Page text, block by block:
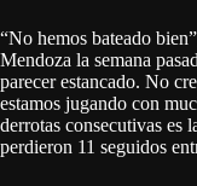
“No hemos bateado
Mendoza la semana
parecer estancado. No
estamos jugando con
derrotas consecutivas es
perdieron 11 seguidos